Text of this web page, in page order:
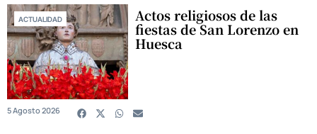
ACTUALIDAD Actos religiosos de las
fiestas de San Lorenzo en
Huesca
5 Agosto 2026